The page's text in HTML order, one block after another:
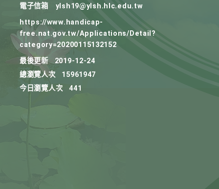
電子信箱
ylsh19@ylsh.hlc.edu.tw
https://www.handicap-
free.nat.gov.tw/Applications/Detail?
category=20200115132152
最後更新
2019-12-24
總瀏覽人次
15961947
今日瀏覽人次
441